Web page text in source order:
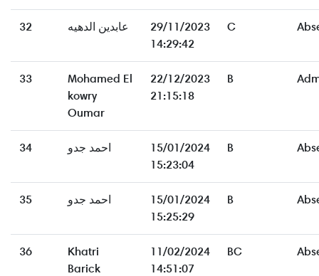
32 عابدين الدهيه
29/11/2023
14:29:42
C
33
Mohamed El
kowry
Oumar
22/12/2023
21:15:18
B
34 احمد جدو
15/01/2024
15:23:04
B
35 احمد جدو
15/01/2024
15:25:29
B
36
Khatri
Barick
11/02/2024
14:51:07
BC